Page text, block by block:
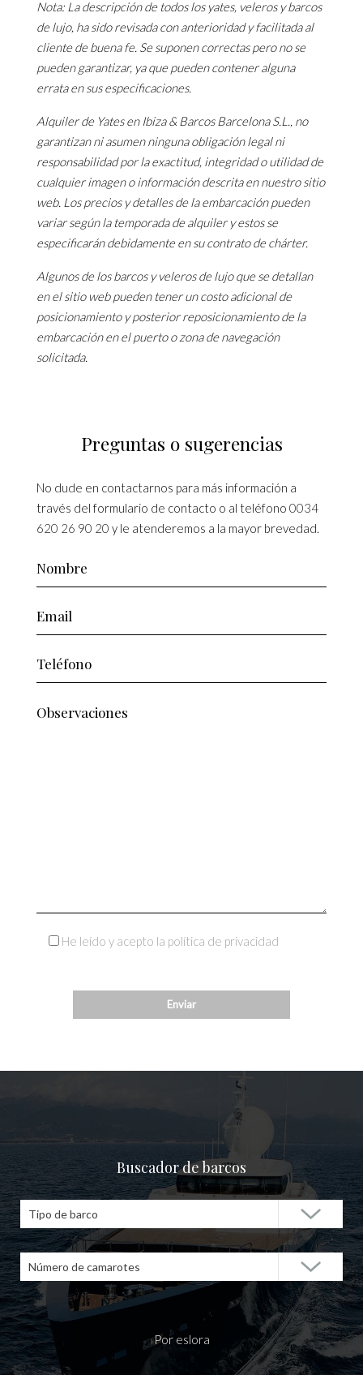
Nota: La descripción de todos los yates, veleros y barcos
de lujo, ha sido revisada con anterioridad y facilitada al
cliente de buena fe. Se suponen correctas pero no se
pueden garantizar, ya que pueden contener alguna
errata en sus especificaciones.
Alquiler de Yates en Ibiza & Barcos Barcelona S.L., no
garantizan ni asumen ninguna obligación legal ni
responsabilidad por la exactitud, integridad o utilidad de
cualquier imagen o información descrita en nuestro sitio
web. Los precios y detalles de la embarcación pueden
variar según la temporada de alquiler y estos se
especificarán debidamente en su contrato de chárter.
Algunos de los barcos y veleros de lujo que se detallan
en el sitio web pueden tener un costo adicional de
posicionamiento y posterior reposicionamiento de la
embarcación en el puerto o zona de navegación
solicitada.
Preguntas o sugerencias
No dude en contactarnos para más información a
través del formulario de contacto o al teléfono 0034
620 26 90 20 y le atenderemos a la mayor brevedad.
He leído y acepto la política de privacidad
Buscador de barcos
Tipo de barco
Número de camarotes
Por eslora